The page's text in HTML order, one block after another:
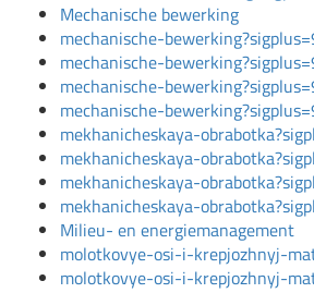
Mechanische bewerking
mechanische-
mechanische-
mechanische-
mechanische-
mekhanicheskaya-
mekhanicheskaya-
mekhanicheskaya-
mekhanicheskaya-
Milieu- en energiemanagement
molotkovye-osi-i-krepjozhnyj-
molotkovye-osi-i-krepjozhnyj-